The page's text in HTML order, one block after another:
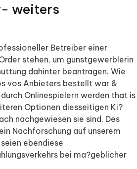
weiters
Betreiber einer
stehen, um gunstgewerblerin
dahinter beantragen. Wie
vos Anbieters bestellt war &
Onlinespielern werden that is
Optionen diesseitigen Ki?
nachgewiesen sie sind. Des
Nachforschung auf unserem
ebendiese
bei ma?geblicher